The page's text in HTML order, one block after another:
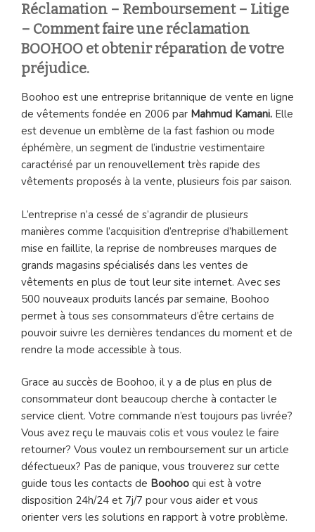
Réclamation – Remboursement – Litige
– Comment faire une réclamation
BOOHOO et obtenir réparation de votre
préjudice.
Boohoo est une entreprise britannique de vente en ligne
de vêtements fondée en 2006 par Mahmud Kamani. Elle
est devenue un emblème de la fast fashion ou mode
éphémère, un segment de l’industrie vestimentaire
caractérisé par un renouvellement très rapide des
vêtements proposés à la vente, plusieurs fois par saison.
L’entreprise n’a cessé de s’agrandir de plusieurs
manières comme l’acquisition d’entreprise d’habillement
mise en faillite, la reprise de nombreuses marques de
grands magasins spécialisés dans les ventes de
vêtements en plus de tout leur site internet. Avec ses
500 nouveaux produits lancés par semaine, Boohoo
permet à tous ses consommateurs d’être certains de
pouvoir suivre les dernières tendances du moment et de
rendre la mode accessible à tous.
Grace au succès de Boohoo, il y a de plus en plus de
consommateur dont beaucoup cherche à contacter le
service client. Votre commande n’est toujours pas livrée?
Vous avez reçu le mauvais colis et vous voulez le faire
retourner? Vous voulez un remboursement sur un article
défectueux? Pas de panique, vous trouverez sur cette
guide tous les contacts de Boohoo qui est à votre
disposition 24h/24 et 7j/7 pour vous aider et vous
orienter vers les solutions en rapport à votre problème.